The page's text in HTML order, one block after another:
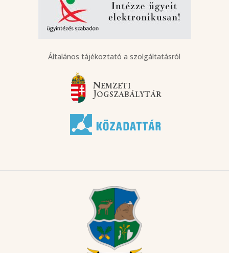
Általános tájékoztató a szolgáltatásról